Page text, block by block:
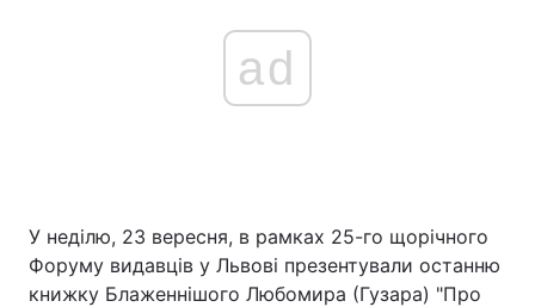
ad
У неділю, 23 вересня, в рамках 25-го щорічного
Форуму видавців у Львові презентували останню
книжку Блаженнішого Любомира (Гузара) "Про